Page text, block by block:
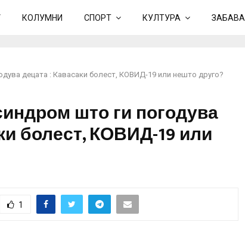
КОЛУМНИ СПОРТ КУЛТУРА ЗАБАВА
децата : Кавасаки болест, КОВИД-19 или нешто друго?
што ги погодува
болест, КОВИД-19 или
1